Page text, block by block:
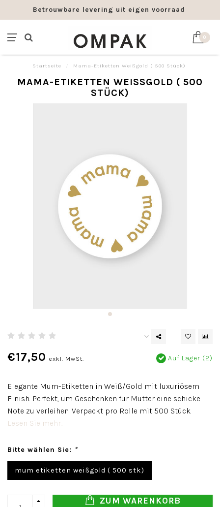
Betrouwbare levering uit eigen voorraad
0
Startseite Mama-Etiketten Weißgold ( 500 Stück)
MAMA-ETIKETTEN WEISSGOLD ( 500 S
TÜCK)
€17,50 exkl. MwSt. Auf Lager (2)
Elegante Mum-Etiketten in Weiß/Gold mit luxuriösem
Finish. Perfekt, um Geschenken für Mütter eine schicke
Note zu verleihen. Verpackt pro Rolle mit 500 Stück.
Lesen Sie mehr..
Bitte wählen Sie: *
mum etiketten weißgold ( 500 stk)
ZUM WARENKORB